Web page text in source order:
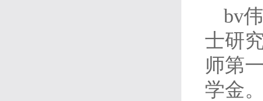
bv
士研
师第
学金